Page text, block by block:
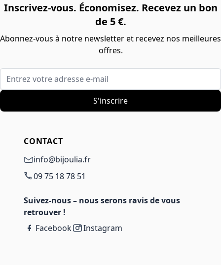
Inscrivez-vous. Économisez. Recevez un bon
de 5 €.
Abonnez-vous à notre newsletter et recevez nos meilleures
offres.
Entrez votre adresse e-mail
S'inscrire
CONTACT
info@bijoulia.fr
09 75 18 78 51
Suivez-nous – nous serons ravis de vous
retrouver !
Facebook
Instagram